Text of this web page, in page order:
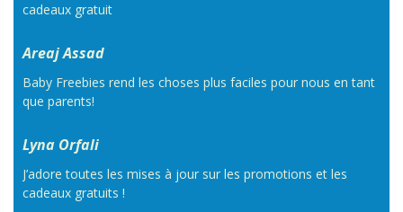
cadeaux gratuit
Areaj Assad
Baby Freebies rend les choses plus faciles pour nous en tant
que parents!
Lyna Orfali
J’adore toutes les mises à jour sur les promotions et les
cadeaux gratuits !